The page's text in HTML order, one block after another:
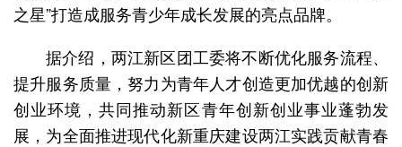
之星”打造成服务青少年成长发展的亮点品牌。
据介绍，两江新区团工委将不断优化服务流程、
提升服务质量，努力为青年人才创造更加优越的创新
创业环境，共同推动新区青年创新创业事业蓬勃发
展，为全面推进现代化新重庆建设两江实践贡献青春